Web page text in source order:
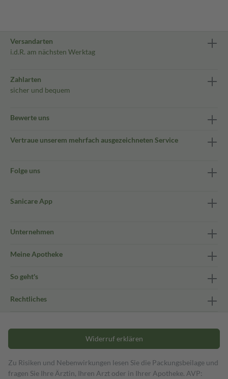
Versandarten
i.d.R. am nächsten Werktag
Zahlarten
sicher und bequem
Bewerte uns
Vertraue unserem mehrfach ausgezeichneten Service
Folge uns
Sanicare App
Unternehmen
Meine Apotheke
So geht's
Rechtliches
Widerruf erklären
Zu Risiken und Nebenwirkungen lesen Sie die Packungsbeilage und
fragen Sie Ihre Ärztin, Ihren Arzt oder in Ihrer Apotheke. AVP: